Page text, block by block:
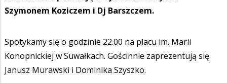
Szymonem Koziczem i Dj Barszczem.
Spotykamy się o godzinie 22.00 na placu im. Marii
Konopnickiej w Suwałkach. Gościnnie zaprezentują się
Janusz Murawski i Dominika Szyszko.